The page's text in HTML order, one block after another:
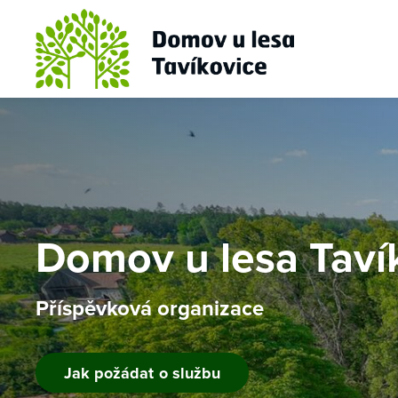
Domov u lesa
Příspěvková organizace
Jak požádat o službu
Domov u lesa
Příspěvková organizace
Jak požádat o službu